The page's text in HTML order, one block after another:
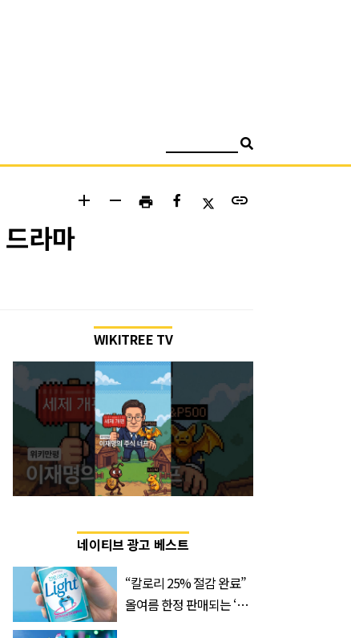
add remove print link
라마
WIKITREE TV
네이티브 광고 베스트
“칼로리 25% 절감 완료”
올여름 한정 판매되는 ‘최